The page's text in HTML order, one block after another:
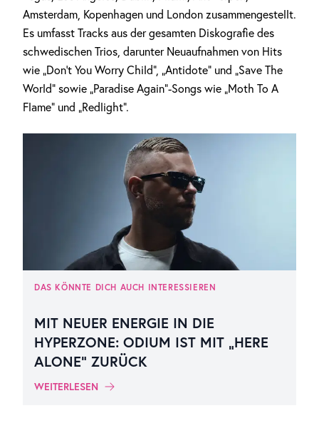
Amsterdam, Kopenhagen und London zusammengestellt.
Es umfasst Tracks aus der gesamten Diskografie des
schwedischen Trios, darunter Neuaufnahmen von Hits
wie „Don’t You Worry Child“, „Antidote“ und „Save The
World“ sowie „Paradise Again“-Songs wie „Moth To A
Flame“ und „Redlight“.
DAS KÖNNTE DICH AUCH INTERESSIEREN
MIT NEUER ENERGIE IN DIE
HYPERZONE: ODIUM IST MIT „HERE
ALONE“ ZURÜCK
WEITERLESEN